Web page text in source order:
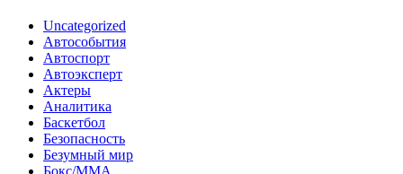
Uncategorized
Автособытия
Автоспорт
Автоэксперт
Актеры
Аналитика
Баскетбол
Безопасность
Безумный мир
Бокс/MMA